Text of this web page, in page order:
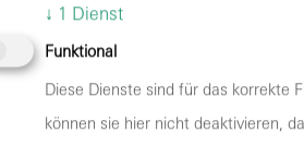
↓ 1 Dienst
Funktional
Diese Dienste sind für das korrekte
können sie hier nicht deaktivieren,